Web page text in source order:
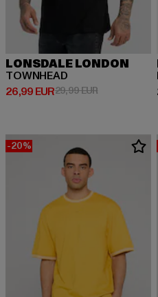
LONSDALE LONDON
TOWNHEAD
26,99 EUR
Prix courant: 26,99 EUR
29,99 EURPrix en
-20%